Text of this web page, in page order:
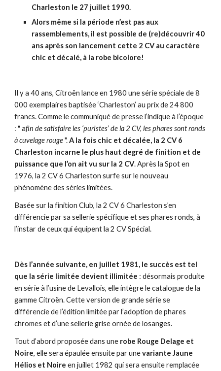
Charleston le 27 juillet 1990.
Alors même si la période n’est pas aux
rassemblements, il est possible de (re)découvrir 40
ans après son lancement cette 2 CV au caractère
chic et décalé, à la robe bicolore!
Il y a 40 ans, Citroën lance en 1980 une série spéciale de 8
000 exemplaires baptisée ‘Charleston’ au prix de 24 800
francs. Comme le communiqué de presse l’indique à l’époque
: " afin de satisfaire les ‘puristes’ de la 2 CV, les phares sont ronds
à cuvelage rouge".A la fois chic et décalée, la 2 CV 6
Charleston incarne le plus haut degré de finition et de
puissance que l’on ait vu sur la 2 CV. Après la Spot en
1976, la 2 CV 6 Charleston surfe sur le nouveau
phénomène des séries limitées.
Basée sur la finition Club, la 2 CV 6 Charleston s’en
différencie par sa sellerie spécifique et ses phares ronds, à
l’instar de ceux qui équipent la 2 CV Spécial.
Dès l’année suivante, en juillet 1981, le succès est tel
que la série limitée devient illimitée : désormais produite
en série à l’usine de Levallois, elle intègre le catalogue de la
gamme Citroën. Cette version de grande série se
différencie de l’édition limitée par l’adoption de phares
chromes et d’une sellerie grise ornée de losanges.
Tout d’abord proposée dans une robe Rouge Delage et
Noire, elle sera épaulée ensuite par unevariante Jaune
Hélios et Noire en juillet 1982 qui sera ensuite remplacée